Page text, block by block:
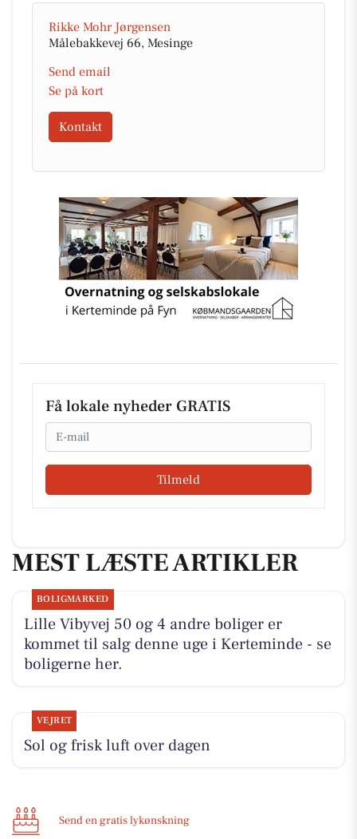
Rikke Mohr Jørgensen
Målebakkevej 66, Mesinge
Send email
Se på kort
Kontakt
Få lokale nyheder GRATIS
Email
Tilmeld
MEST LÆSTE ARTIKLER
BOLIGMARKED
Lille Vibyvej 50 og 4 andre boliger er
kommet til salg denne uge i Kerteminde - se
boligerne her.
VEJRET
Sol og frisk luft over dagen
Send en gratis lykønskning